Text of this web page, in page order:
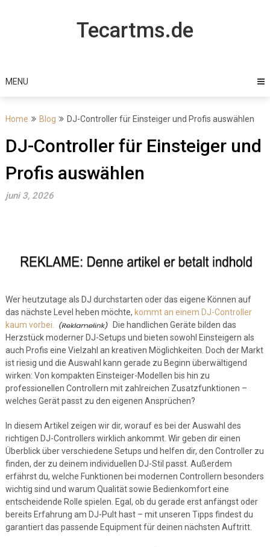
Tecartms.de
MENU
Home Blog DJ-Controller für Einsteiger und Profis auswählen
DJ-Controller für Einsteiger und
Profis auswählen
juni 3, 2026
Wer heutzutage als DJ durchstarten oder das eigene Können auf
das nächste Level heben möchte, kommt an einem DJ-Controller
kaum vorbei.
Die handlichen Geräte bilden das
Herzstück moderner DJ-Setups und bieten sowohl Einsteigern als
auch Profis eine Vielzahl an kreativen Möglichkeiten. Doch der Markt
ist riesig und die Auswahl kann gerade zu Beginn überwältigend
wirken: Von kompakten Einsteiger-Modellen bis hin zu
professionellen Controllern mit zahlreichen Zusatzfunktionen –
welches Gerät passt zu den eigenen Ansprüchen?
In diesem Artikel zeigen wir dir, worauf es bei der Auswahl des
richtigen DJ-Controllers wirklich ankommt. Wir geben dir einen
Überblick über verschiedene Setups und helfen dir, den Controller zu
finden, der zu deinem individuellen DJ-Stil passt. Außerdem
erfährst du, welche Funktionen bei modernen Controllern besonders
wichtig sind und warum Qualität sowie Bedienkomfort eine
entscheidende Rolle spielen. Egal, ob du gerade erst anfängst oder
bereits Erfahrung am DJ-Pult hast – mit unseren Tipps findest du
garantiert das passende Equipment für deinen nächsten Auftritt.